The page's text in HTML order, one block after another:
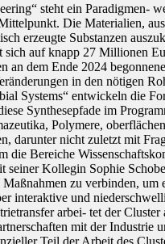
steht ein Paradigmen-
Die Materialien,
erzeugte Substanzen
sich auf knapp 27 Millionen
an dem Ende 2024
in den nötigen
Systems“ entwickeln die
Synthesepfade im
Polymere,
darunter nicht zuletzt mit
die Bereiche
seiner Kollegin Sophie
zu verbinden,
interaktive und
arbei- tet der
mit der Industrie
Teil der Arbeit des